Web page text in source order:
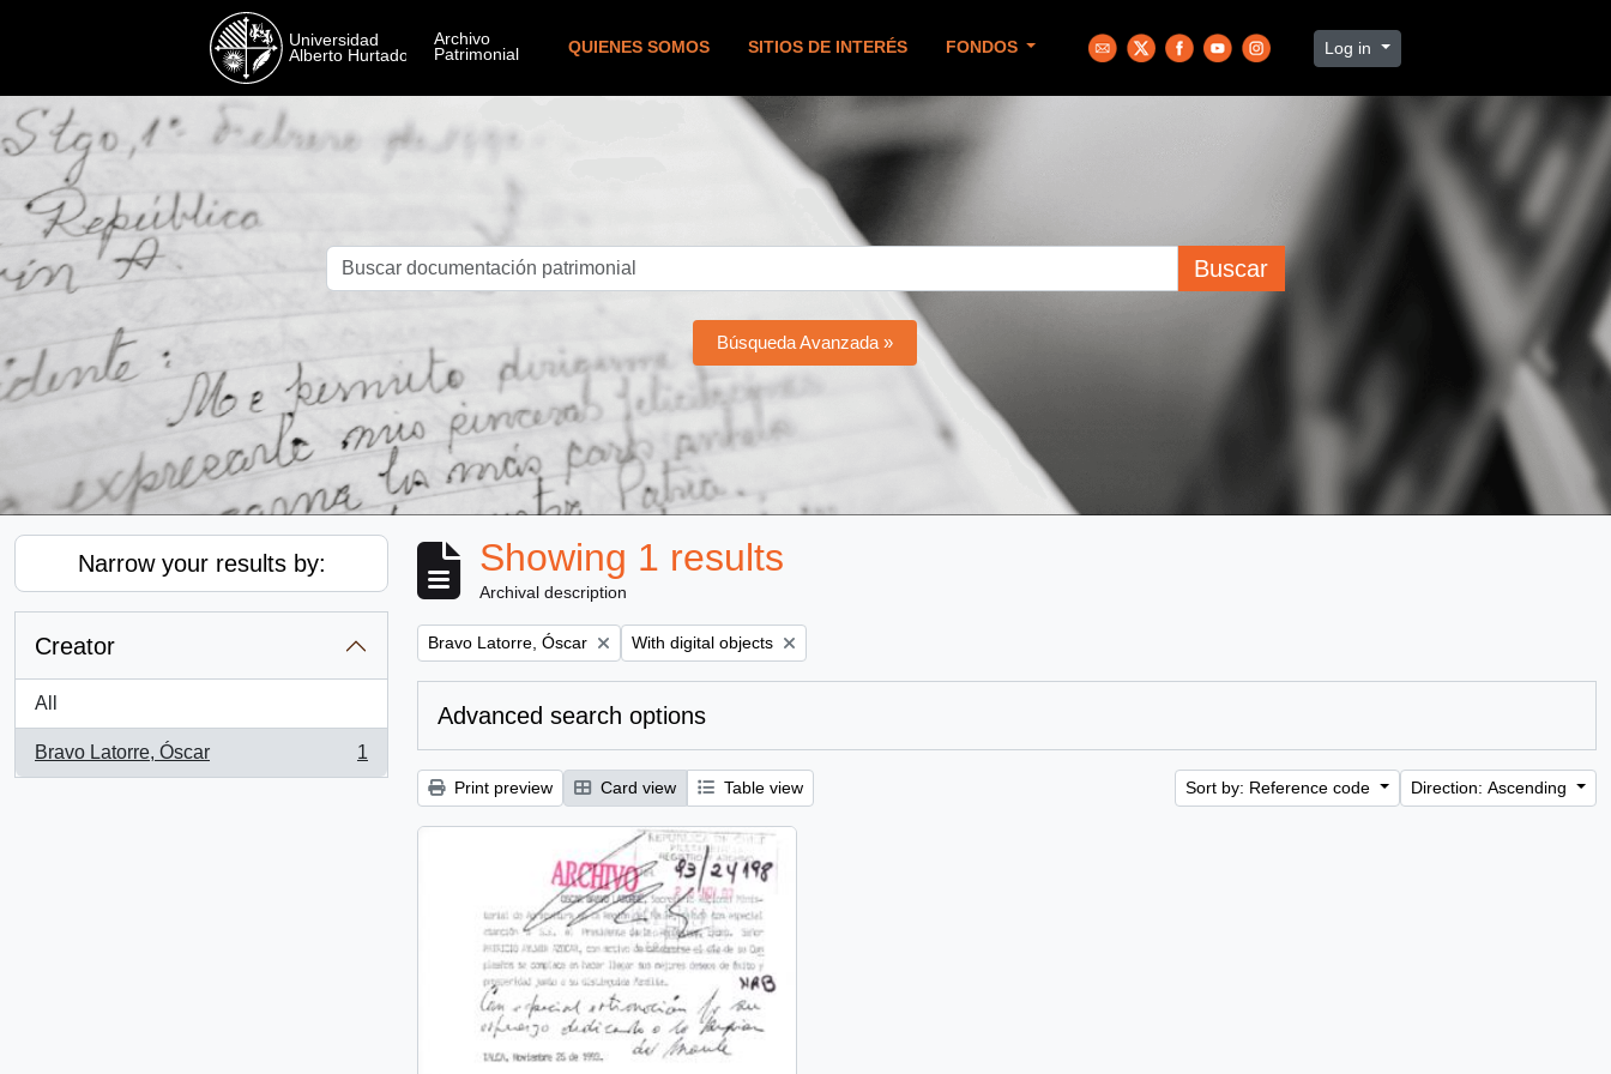
QUIENES SOMOS SITIOS DE INTERÉS FONDOS Log in
Buscar
Búsqueda Avanzada »
Narrow your results by:
Creator
All
Bravo Latorre, Óscar
, 1 results
1
Showing 1 results
Archival description
Remove filter:
Bravo Latorre, Óscar Remove filter:
With digital objects
Advanced search options
Print preview Card view Table view Sort by: Reference code Direction: Ascending